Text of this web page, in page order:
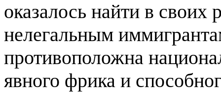
оказалось найти в своих
нелегальным
противоположна
явного фрика и